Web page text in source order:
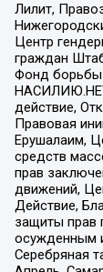
Лилит,
Центр
граждан
Фонд борьбы
действие,
Правовая
Ерушалаим,
средств
прав
движений,
Действие,
защиты прав
осужденным
Серебряная